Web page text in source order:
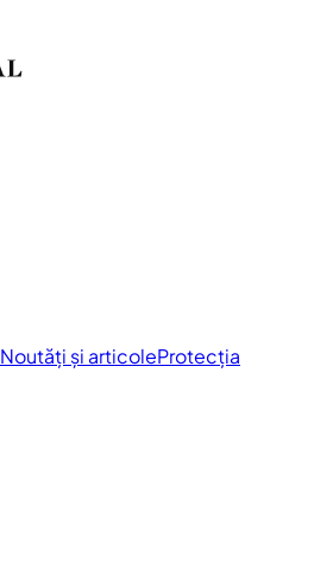
Noutăți și articoleProtecția